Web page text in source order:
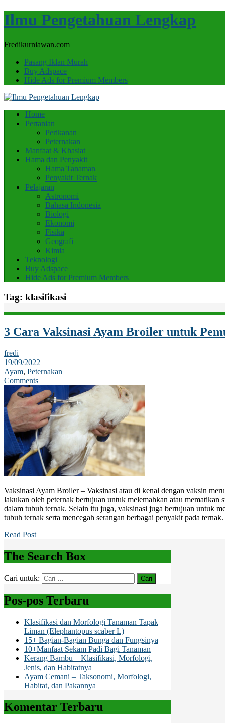
Ilmu Pengetahuan Lengkap
Fredikurniawan.com
Pasang Iklan Murah
Buy Adspace
Hide Ads for Premium Members
Home
Pertanian
Perikanan
Peternakan
Manfaat & Khasiat
Hama dan Penyakit
Hama Tanaman
Penyakit Ternak
Pelajaran
Astronomi
Bahasa Indonesia
Biologi
Ekonomi
Fisika
Geografi
Kimia
Teknologi
Buy Adspace
Hide Ads for Premium Members
Tag: klasifikasi
3 Cara Vaksinasi Ayam Broiler untuk
fredi
19/09/2022
Ayam, Peternakan
Comments
Vaksinasi Ayam Broiler – Vaksinasi atau di kenal dengan vaksin
lakukan oleh peternak bertujuan untuk melemahkan atau mematikan
dalam tubuh ternak. Selain itu juga, vaksinasi juga bertujuan untuk
tubuh ternak serta mencegah serangan berbagai penyakit pada
Read Post
The Search Box
Cari untuk:
Pos-pos Terbaru
Klasifikasi dan Morfologi Tanaman Tapak
Liman (Elephantopus scaber L)
15+ Bagian-Bagian Bunga dan Fungsinya
10+Manfaat Sekam Padi Bagi Tanaman
Kerang Bambu – Klasifikasi, Morfologi,
Jenis, dan Habitatnya
Ayam Cemani – Taksonomi, Morfologi,
Habitat, dan Pakannya
Komentar Terbaru